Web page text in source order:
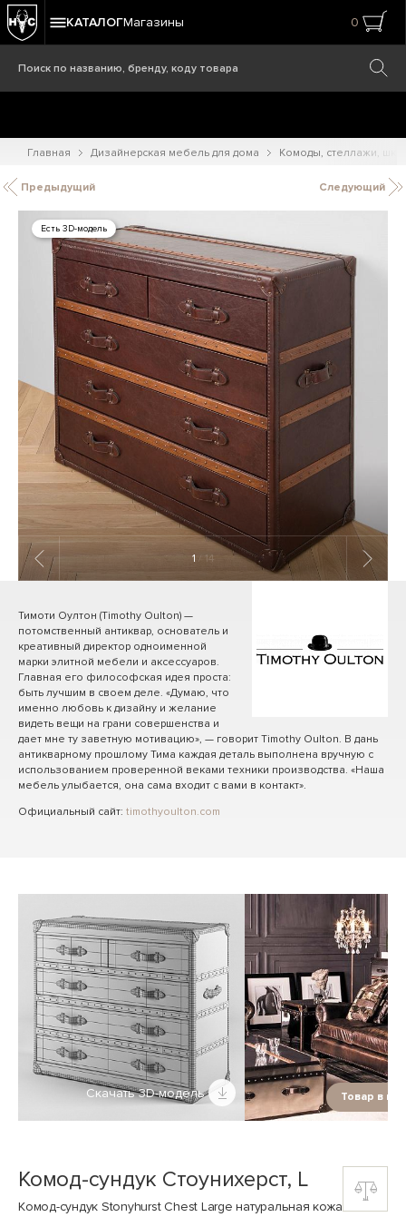
КАТАЛОГМагазины 0
Главная Дизайнерская мебель для дома Комоды, стеллажи,
Предыдущий Следующий
Есть 3D-модель
1 / 14
Тимоти Оултон (Timothy Oulton) —
потомственный антиквар, основатель и
креативный директор одноименной
марки элитной мебели и аксессуаров.
Главная его философская идея проста:
быть лучшим в своем деле. «Думаю, что
именно любовь к дизайну и желание
видеть вещи на грани совершенства и
дает мне ту заветную мотивацию», — говорит Timothy Oulton. В дань
антикварному прошлому Тима каждая деталь выполнена вручную с
использованием проверенной веками техники производства. «Наша
мебель улыбается, она сама входит с вами в контакт».
Официальный сайт: timothyoulton.com
Скачать 3D-модель Товар в
Комод-сундук Стоунихерст, L
Комод-сундук Stonyhurst Chest Large натуральная кожа